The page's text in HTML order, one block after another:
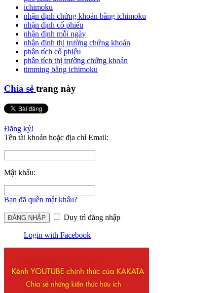
ichimoku
nhận định chứng khoán bằng ichimoku
nhận định cổ phiếu
nhận định mỗi ngày
nhận định thị trường chứng khoán
phân tích cổ phiếu
phân tích thị trường chứng khoán
timming bằng ichimoku
Chia sẻ trang này
Đăng ký!
Tên tài khoản hoặc địa chỉ Email:
Mật khẩu:
Bạn đã quên mật khẩu?
Duy trì đăng nhập
Login with Facebook